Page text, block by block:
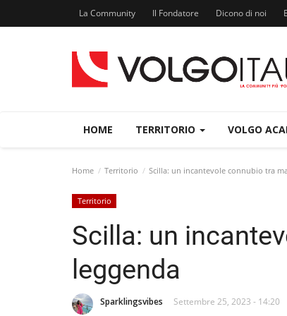
La Community Il Fondatore Dicono di noi
HOME TERRITORIO VOLGO
Home Territorio Scilla: un incantevole connubio tra
Territorio
Scilla: un
leggenda
Sparklingsvibes Settembre 25, 2023 - 14:20